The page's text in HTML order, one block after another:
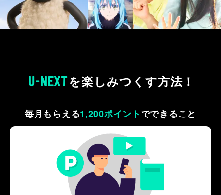
U-NEXTを楽しみつくす方法！
毎月もらえる1,200ポイントでできること